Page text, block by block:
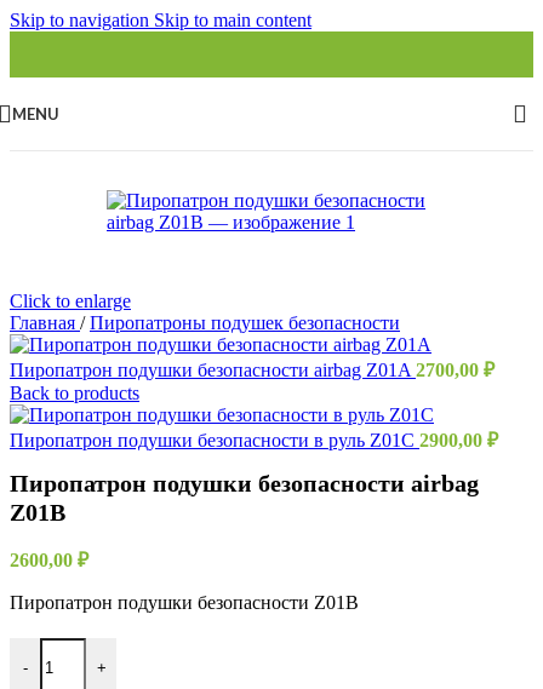
Skip to navigation Skip to main content
MENU
Click to enlarge
Главная / Пиропатроны подушек безопасности
Пиропатрон подушки безопасности airbag Z01A 2700,00 ₽
Back to products
Пиропатрон подушки безопасности в руль Z01C 2900,00 ₽
Пиропатрон подушки безопасности airbag
Z01B
2600,00 ₽
Пиропатрон подушки безопасности Z01B
- +